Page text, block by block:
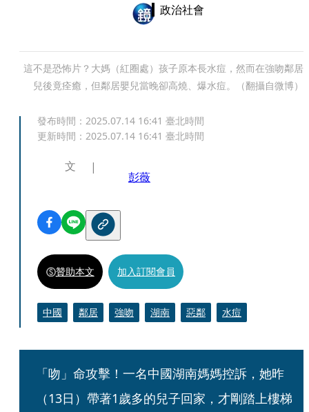
政治社會
這不是恐怖片？大媽（紅圈處）孩子原本長水痘，然而在強吻鄰居
兒後竟痊癒，但鄰居嬰兒當晚卻高燒、爆水痘。（翻攝自微博）
發布時間： 2025.07.14 16:41 臺北時間
更新時間： 2025.07.14 16:41 臺北時間
文
彭薇
贊助本文 加入訂閱會員
中國 鄰居 強吻 湖南 惡鄰 水痘
「吻」命攻擊！一名中國湖南媽媽控訴，她昨
（13日）帶著1歲多的兒子回家，才剛踏上樓梯